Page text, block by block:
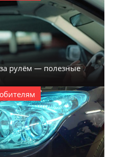
рулём — полезные